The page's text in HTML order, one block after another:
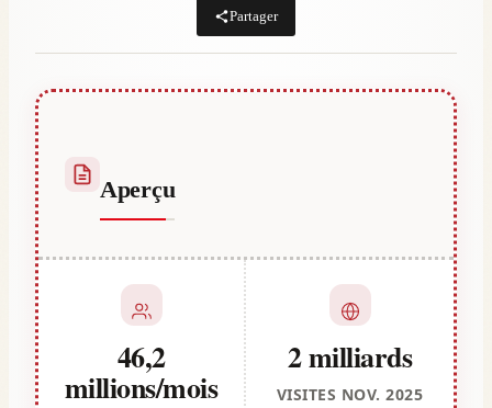
Partager
Aperçu
46,2
millions/mois
2 milliards
VISITES NOV. 2025